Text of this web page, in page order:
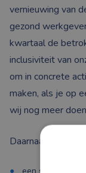
vernieuwing van
gezond
kwartaal de
inclusiviteit van
om in concrete
maken, als je op
wij nog meer
Daarnaast bieden
een salaris